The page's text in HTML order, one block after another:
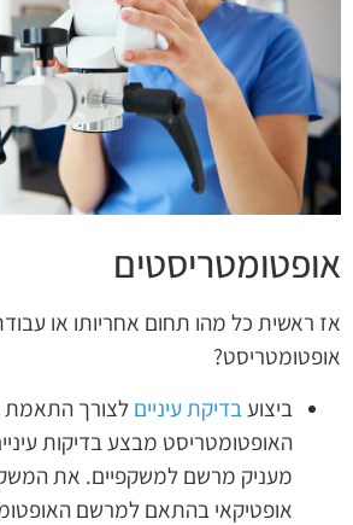
אופטומטריסטים
אז ראשית כל מהו תחום אחריותו או
אופטומטריסט?
ביצוע בדיקת עיניים לצורך התאמת
האופטומטריסט מבצע בדיקות
מעניק מרשם למשקפיים. את
אופטיקאי בהתאם למרשם